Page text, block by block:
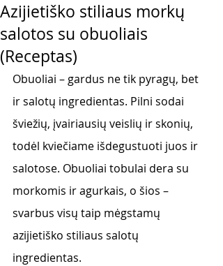
Azijietiško stiliaus morkų
salotos su obuoliais
(Receptas)
Obuoliai – gardus ne tik pyragų, bet
ir salotų ingredientas. Pilni sodai
šviežių, įvairiausių veislių ir skonių,
todėl kviečiame išdegustuoti juos ir
salotose. Obuoliai tobulai dera su
morkomis ir agurkais, o šios –
svarbus visų taip mėgstamų
azijietiško stiliaus salotų
ingredientas.